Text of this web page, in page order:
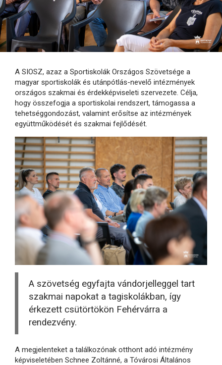
A SIOSZ, azaz a Sportiskolák Országos Szövetsége a
magyar sportiskolák és utánpótlás-nevelő intézmények
országos szakmai és érdekképviseleti szervezete. Célja,
hogy összefogja a sportiskolai rendszert, támogassa a
tehetséggondozást, valamint erősítse az intézmények
együttműködését és szakmai fejlődését.
A szövetség egyfajta vándorjelleggel tart
szakmai napokat a tagiskolákban, így
érkezett csütörtökön Fehérvárra a
rendezvény.
A megjelenteket a találkozónak otthont adó intézmény
képviseletében Schnee Zoltánné, a Tóvárosi Általános